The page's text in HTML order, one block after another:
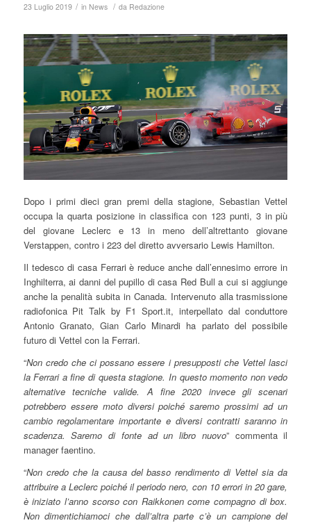
23 Luglio 2019 / in News / da Redazione
Dopo i primi dieci gran premi della stagione, Sebastian Vettel
occupa la quarta posizione in classifica con 123 punti, 3 in più
del giovane Leclerc e 13 in meno dell’altrettanto giovane
Verstappen, contro i 223 del diretto avversario Lewis Hamilton.
Il tedesco di casa Ferrari è reduce anche dall’ennesimo errore in
Inghilterra, ai danni del pupillo di casa Red Bull a cui si aggiunge
anche la penalità subita in Canada. Intervenuto alla trasmissione
radiofonica Pit Talk by F1 Sport.it, interpellato dal conduttore
Antonio Granato, Gian Carlo Minardi ha parlato del possibile
futuro di Vettel con la Ferrari.
“Non credo che ci possano essere i presupposti che Vettel lasci
la Ferrari a fine di questa stagione. In questo momento non vedo
alternative tecniche valide. A fine 2020 invece gli scenari
potrebbero essere moto diversi poiché saremo prossimi ad un
cambio regolamentare importante e diversi contratti saranno in
scadenza. Saremo di fonte ad un libro nuovo” commenta il
manager faentino.
“Non credo che la causa del basso rendimento di Vettel sia da
attribuire a Leclerc poiché il periodo nero, con 10 errori in 20 gare,
è iniziato l’anno scorso con Raikkonen come compagno di box.
Non dimentichiamoci che dall’altra parte c’è un campione del